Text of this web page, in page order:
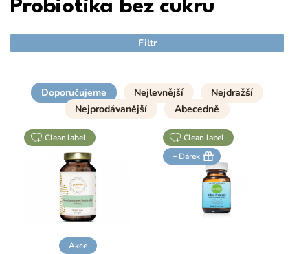
Probiotika bez cukru
Filtr
Doporučujeme Nejlevnější
Nejdražší
Nejprodávanější
Abecedně
clean label
Akce
clean label
+ Dárek